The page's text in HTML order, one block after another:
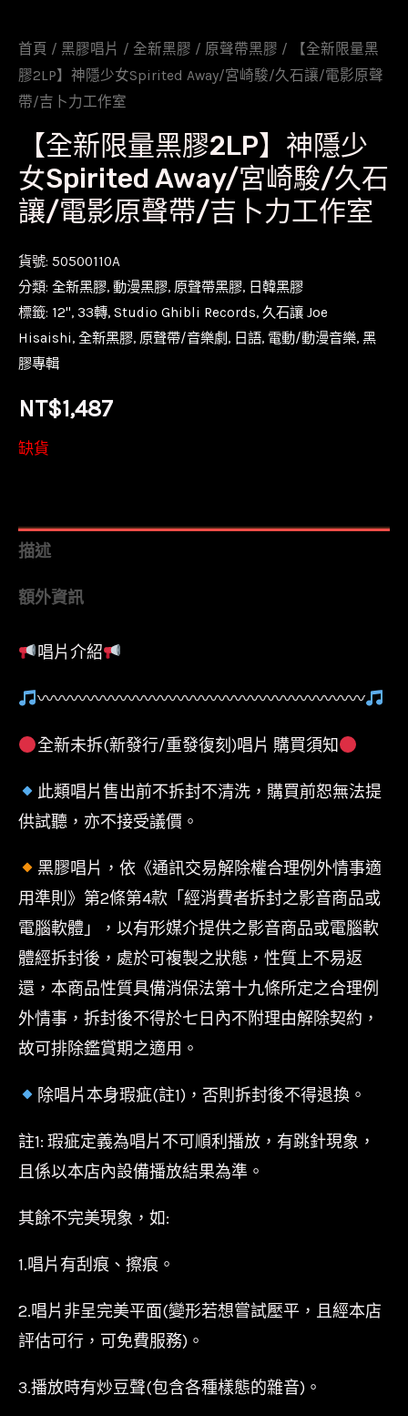
首頁 / 黑膠唱片 / 全新黑膠 / 原聲帶黑膠 / 【全新限量黑
膠2LP】神隱少女Spirited Away/宮崎駿/久石讓/電影原聲
帶/吉卜力工作室
【全新限量黑膠2LP】神隱少
女Spirited Away/宮崎駿/久石
讓/電影原聲帶/吉卜力工作室
貨號: 50500110A
分類: 全新黑膠, 動漫黑膠, 原聲帶黑膠, 日韓黑膠
標籤: 12'', 33轉, Studio Ghibli Records, 久石讓 Joe
Hisaishi, 全新黑膠, 原聲帶/音樂劇 , 日語, 電動/動漫音樂, 黑
膠專輯
NT$1,487
缺貨
描述
額外資訊
唱片介紹
〰〰〰〰〰〰〰〰〰〰〰〰〰〰〰〰〰〰〰〰
全新未拆(新發行/重發復刻)唱片 購買須知
此類唱片售出前不拆封不清洗，購買前恕無法提
供試聽，亦不接受議價。
黑膠唱片，依《通訊交易解除權合理例外情事適
用準則》第2條第4款「經消費者拆封之影音商品或
電腦軟體」，以有形媒介提供之影音商品或電腦軟
體經拆封後，處於可複製之狀態，性質上不易返
還，本商品性質具備消保法第十九條所定之合理例
外情事，拆封後不得於七日內不附理由解除契約，
故可排除鑑賞期之適用。
除唱片本身瑕疵(註1)，否則拆封後不得退換。
註1: 瑕疵定義為唱片不可順利播放，有跳針現象，
且係以本店內設備播放結果為準。
其餘不完美現象，如:
1.唱片有刮痕、擦痕。
2.唱片非呈完美平面(變形若想嘗試壓平，且經本店
評估可行，可免費服務)。
3.播放時有炒豆聲(包含各種樣態的雜音)。